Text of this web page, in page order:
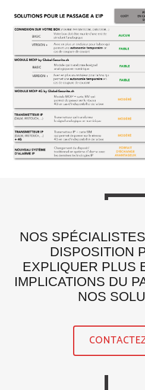
NOS
DISPOSITION
EXPLIQUER PLUS
IMPLICATIONS DU
NOS